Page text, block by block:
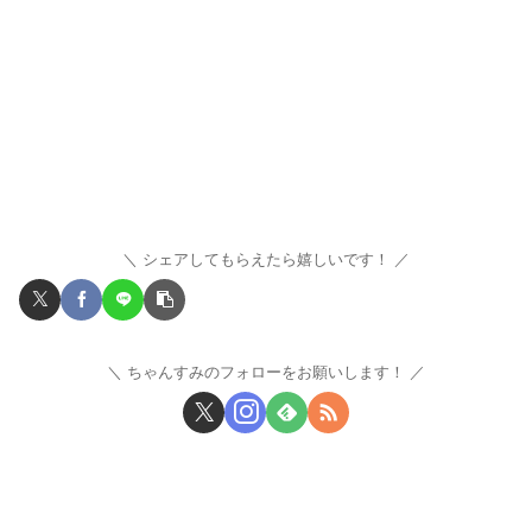
シェアしてもらえたら嬉しいです！
ちゃんすみのフォローをお願いします！